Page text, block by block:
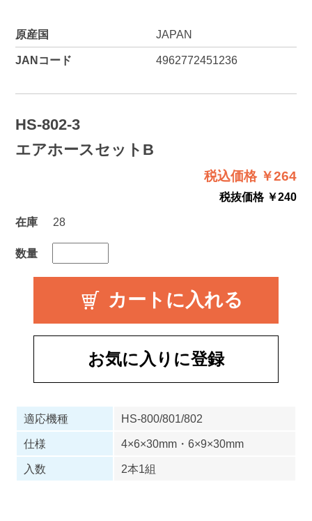
原産国 JAPAN
JANコード 4962772451236
HS-802-3
エアホースセットB
税込価格 ￥264
税抜価格 ￥240
在庫
28
数量
お気に入りに登録
適応機種
HS-800/801/802
仕様
4×6×30mm・6×9×30mm
入数
2本1組